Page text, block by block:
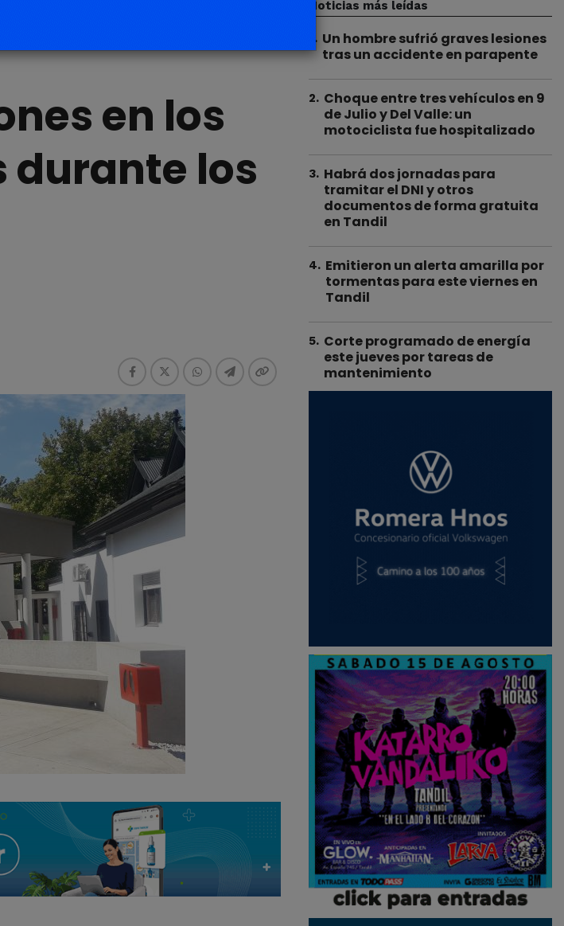
en los
durante los
Noticias más leídas
. Un hombre sufrió graves lesiones
tras un accidente en parapente
2. Choque entre tres vehículos en 9
de Julio y Del Valle: un
motociclista fue hospitalizado
3. Habrá dos jornadas para
tramitar el DNI y otros
documentos de forma gratuita
en Tandil
4. Emitieron un alerta amarilla por
tormentas para este viernes en
Tandil
5. Corte programado de energía
este jueves por tareas de
mantenimiento